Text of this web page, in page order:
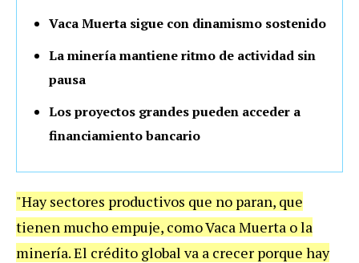
Vaca Muerta sigue con dinamismo sostenido
La minería mantiene ritmo de actividad sin
pausa
Los proyectos grandes pueden acceder a
financiamiento bancario
"Hay sectores productivos que no paran, que
tienen mucho empuje, como Vaca Muerta o la
minería. El crédito global va a crecer porque hay